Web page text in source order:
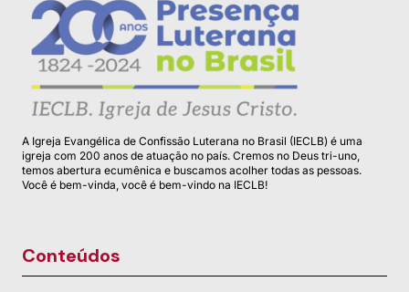
A Igreja Evangélica de Confissão Luterana no Brasil (IECLB) é uma
igreja com 200 anos de atuação no país. Cremos no Deus tri-uno,
temos abertura ecumênica e buscamos acolher todas as pessoas.
Você é bem-vinda, você é bem-vindo na IECLB!
Conteúdos